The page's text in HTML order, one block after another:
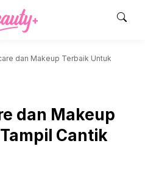
dan Makeup Terbaik Untuk
dan Makeup
Cantik